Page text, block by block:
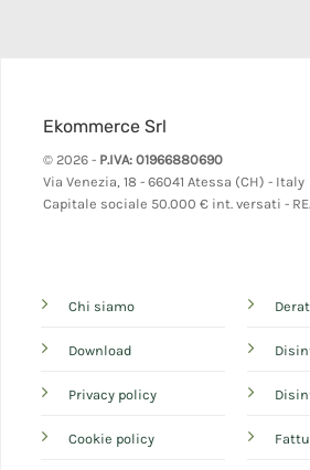
Ekommerce Srl
© 2026 - P.IVA: 01966880690
Via Venezia, 18 - 66041 Atessa (CH) - Italy
Capitale sociale 50.000 € int. versati - REA
Chi siamo
Download
Privacy policy
Cookie policy